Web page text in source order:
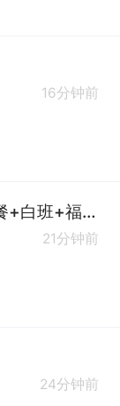
16分钟前
急聘：加工中心师傅（五险+工作餐+白班+福利待遇好）
21分钟前
24分钟前